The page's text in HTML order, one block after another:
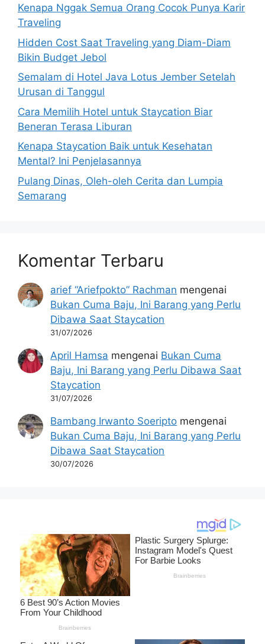
Kenapa Nggak Semua Orang Cocok Punya Karir
Traveling
Hidden Cost Saat Traveling yang Diam-Diam
Bikin Budget Jebol
Semalam di Hotel Java Lotus Jember Setelah
Urusan di Tanggul
Cara Memilih Hotel untuk Staycation Biar
Beneran Terasa Liburan
Kenapa Staycation Baik untuk Kesehatan
Mental? Ini Penjelasannya
Pulang Dinas, Oleh-oleh Cerita dan Lumpia
Semarang
Komentar Terbaru
arief “Ariefpokto” Rachman mengenai
Bukan Cuma Baju, Ini Barang yang Perlu
Dibawa Saat Staycation
31/07/2026
April Hamsa mengenai Bukan Cuma
Baju, Ini Barang yang Perlu Dibawa Saat
Staycation
31/07/2026
Bambang Irwanto Soeripto mengenai
Bukan Cuma Baju, Ini Barang yang Perlu
Dibawa Saat Staycation
30/07/2026